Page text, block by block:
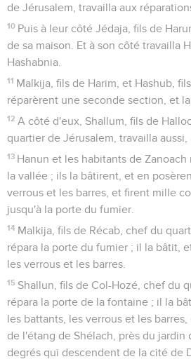
de Jérusalem, travailla aux
10 Puis à leur côté Jédaja, fils de
de sa maison. Et à son côté travailla
Hashabnia.
11 Malkija, fils de Harim, et Hashub,
réparèrent une seconde section, et
12 A côté d'eux, Shallum, fils de
quartier de Jérusalem, travailla aussi,
13 Hanun et les habitants de
la vallée ; ils la bâtirent, et en
verrous et les barres, et firent mille
jusqu'à la porte du fumier.
14 Malkija, fils de Récab, chef du
répara la porte du fumier ; il la bâtit,
les verrous et les barres.
15 Shallun, fils de Col-Hozé, chef du
répara la porte de la fontaine ; il la
les battants, les verrous et les
de l'étang de Shélach, près du jardin
degrés qui descendent de la cité de